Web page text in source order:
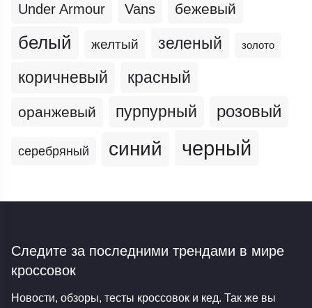
Under Armour Vans бежевый
белый желтый зеленый золото
коричневый красный
оранжевый пурпурный розовый
серебряный синий черный
Следите за последними трендами в мире
кроссовок
Новости, обзоры, тесты кроссовок и кед. Так же вы